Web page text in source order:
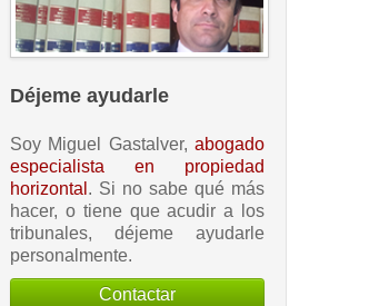
Déjeme ayudarle
Soy Miguel Gastalver, abogado
especialista en propiedad
horizontal . Si no sabe qué más
hacer, o tiene que acudir a los
tribunales, déjeme ayudarle
personalmente.
Contactar